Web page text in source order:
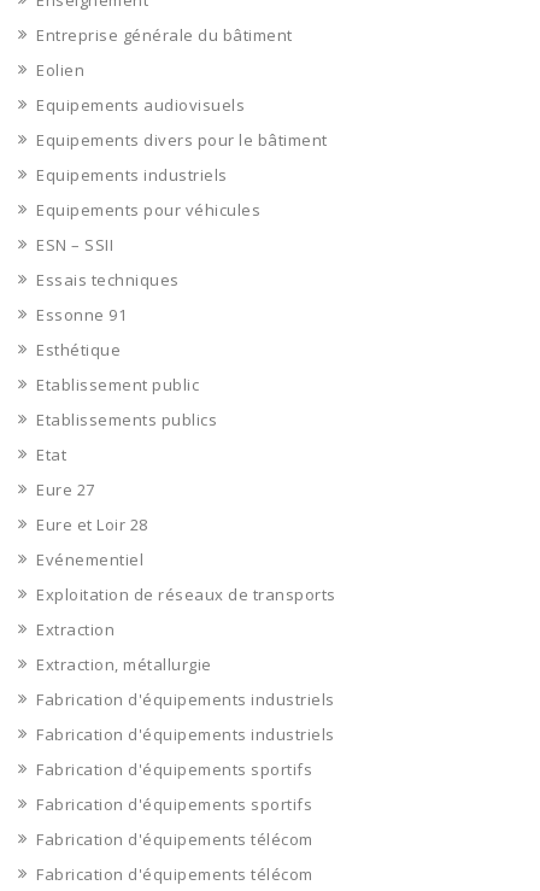
Entreprise générale du bâtiment
Eolien
Equipements audiovisuels
Equipements divers pour le bâtiment
Equipements industriels
Equipements pour véhicules
ESN – SSII
Essais techniques
Essonne 91
Esthétique
Etablissement public
Etablissements publics
Etat
Eure 27
Eure et Loir 28
Evénementiel
Exploitation de réseaux de transports
Extraction
Extraction, métallurgie
Fabrication d'équipements industriels
Fabrication d'équipements industriels
Fabrication d'équipements sportifs
Fabrication d'équipements sportifs
Fabrication d'équipements télécom
Fabrication d'équipements télécom